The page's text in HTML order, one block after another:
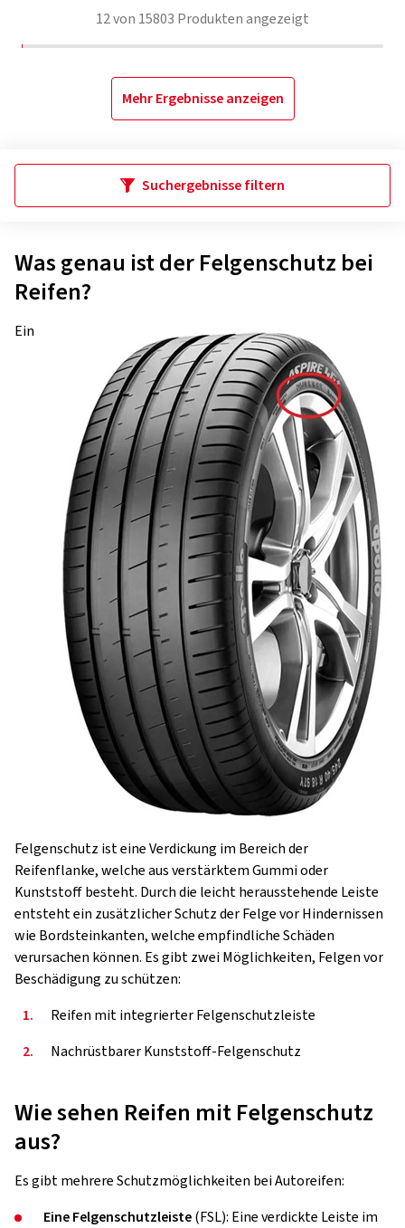
12von 15803 Produkten angezeigt
Mehr Ergebnisse anzeigen
Suchergebnisse filtern
Was genau ist der Felgenschutz bei
Reifen?
Ein
Felgenschutz ist eine Verdickung im Bereich der
Reifenflanke, welche aus verstärktem Gummi oder
Kunststoff besteht. Durch die leicht herausstehende Leiste
entsteht ein zusätzlicher Schutz der Felge vor Hindernissen
wie Bordsteinkanten, welche empfindliche Schäden
verursachen können. Es gibt zwei Möglichkeiten, Felgen vor
Beschädigung zu schützen:
1.
Reifen mit integrierter Felgenschutzleiste
2.
Nachrüstbarer Kunststoff-Felgenschutz
Wie sehen Reifen mit Felgenschutz
aus?
Es gibt mehrere Schutzmöglichkeiten bei Autoreifen:
Eine Felgenschutzleiste(FSL): Eine verdickte Leiste im